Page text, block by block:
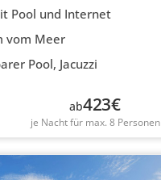
Pool und Internet
vom Meer
Pool, Jacuzzi
ab423€
je Nacht für max. 8 Personen